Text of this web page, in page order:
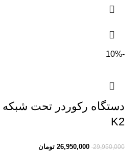
-10%
K2
29,950,000
26,950,000 تومان